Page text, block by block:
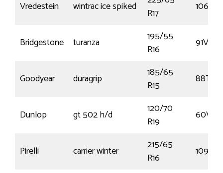
Vredestein wintrac ice spiked
R17
106T
Bridgestone turanza
195/55
R16
91V
Goodyear duragrip
185/65
R15
88T
Dunlop gt 502 h/d
120/70
R19
60V
Pirelli carrier winter
215/65
R16
109R